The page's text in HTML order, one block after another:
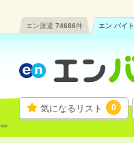
エン派遣 74686件 エン バイト
気になるリスト 0